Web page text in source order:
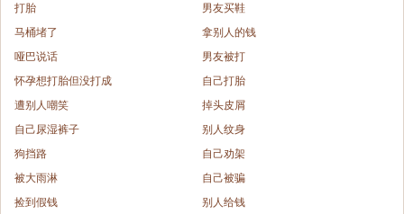
打胎
男友买鞋
马桶堵了
拿别人的钱
哑巴说话
男友被打
怀孕想打胎但没打成
自己打胎
遭别人嘲笑
掉头皮屑
自己尿湿裤子
别人纹身
狗挡路
自己劝架
被大雨淋
自己被骗
捡到假钱
别人给钱